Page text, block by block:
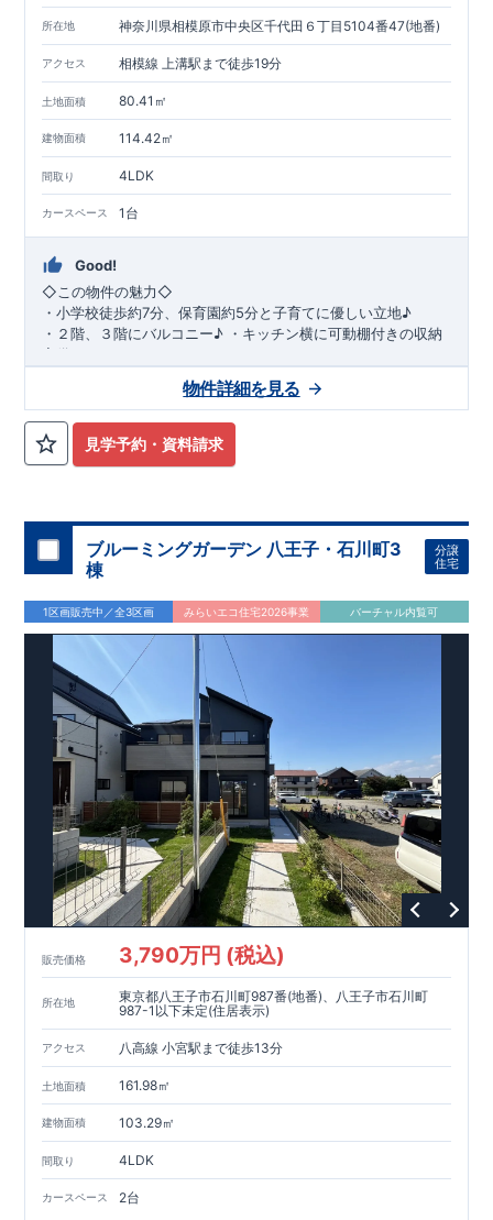
所在地 神奈川県相模原市中央区千代田６丁目5104番47(地番)
アクセス 相模線 上溝駅まで徒歩19分
土地面積 80.41㎡
建物面積 114.42㎡
間取り 4LDK
カースペース 1台
Good!
◇ この物件の魅力◇
・小学校徒歩約7分、保育園約5分と子育てに優しい立地♪
・２階、３階にバルコニー♪ ・キッチン横に可動棚付きの収納
完備。
相模線「上溝」駅徒歩19分 ◇ロケーション
・相模原市立星が丘小学校
徒歩7分 ・オーケ
ー相模原店
模原店 徒歩
・やまうち医院 徒歩
ります。
・設計、施工、営業が互いに協力しあい、最良のプラ
ンを提供いたします。 ・不要な中間マージンを抑えることで、
コストダウンに努めています。
・東栄住宅
の建物は、国が定めた耐震等級で3を取得。建築基準法で定め
られた、｢数百年に一度発生する地震に対して、倒壊、崩壊しな
い。｣という基準から、さらに
す。
【住宅性能評価ダブル取得】
設計段階で、国が認めた第三者機関が評価しています。
住宅性能評価：評価を受けた図面通りに施工されているか、建
設までに、計4回のチェックが行われます。
でなく、現場の施工状況を検査した上で、品質を保証していま
す。
【充実のアフターサポート】
・東栄住宅では、お引渡し後最大10回の無料定期点検と、
年
間の品質保証を実施。お引渡しからが本当のお付き合いだと考
え、アフターサービスを外部の業者に委託せず、東栄住宅グル
ープ「東栄ホームサービス株式会社」にて責任をもって対応い
たします。
見学予約・資料請求
物件詳細を見る
ブルーミングガーデン 八王子・石川町3
棟
分譲
住宅
1区画販売中／全3区画 みらいエコ住宅2026事業 バーチャル内覧可
販売価格 3,790万円 (税込)
所在地
東京都八王子市石川町987番(地番)、八王子市石川町
987-1以下未定(住居表示)
アクセス 八高線 小宮駅まで徒歩13分
土地面積 161.98㎡
建物面積 103.29㎡
間取り 4LDK
カースペース 2台